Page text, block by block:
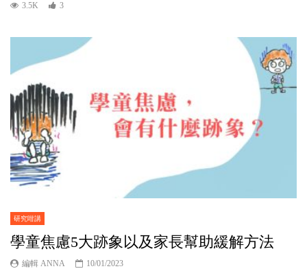
3.5K 3
研究咁講
學童焦慮5大跡象以及家長幫助緩解方法
編輯 ANNA 10/01/2023